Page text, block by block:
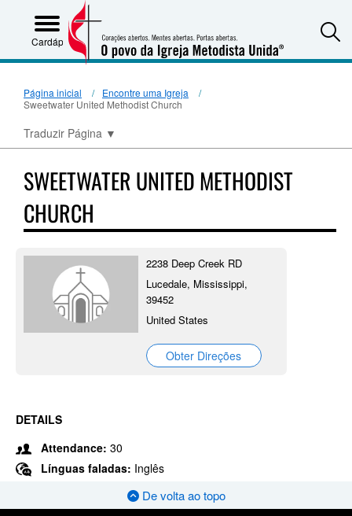
Cardápio
Página inicial
Encontre uma Igreja
Sweetwater United Methodist Church
Traduzir Página ▼
SWEETWATER UNITED METHODIST
CHURCH
2238 Deep Creek RD
Lucedale, Mississippi,
39452
United States
Obter Direções
DETAILS
Attendance: 30
Línguas faladas: Inglês
De volta ao topo